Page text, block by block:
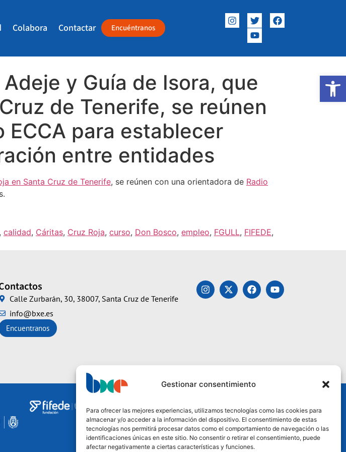
Abrir
Gestionar consentimiento
Para ofrecer las mejores experiencias, utilizamos tecnologías como las cookies para
almacenar y/o acceder a la información del dispositivo. El consentimiento de estas
tecnologías nos permitirá procesar datos como el comportamiento de navegación o las
identificaciones únicas en este sitio. No consentir o retirar el consentimiento, puede
afectar negativamente a ciertas características y funciones.
Colabora Contactar Encuéntranos
y Guía de Isora, que
de Tenerife, se reúnen
ECCA para establecer
entre entidades
en Santa Cruz de Tenerife, se reúnen con una orientadora de Radio
, calidad, Cáritas, Cruz Roja, curso, Don Bosco, empleo, FGULL, FIFEDE,
Calle Zurbarán, 30, 38007, Santa Cruz de Tenerife
info@bxe.es
Encuentranos